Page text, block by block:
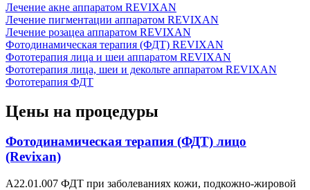
Лечение акне аппаратом REVIXAN
Лечение пигментации аппаратом REVIXAN
Лечение розацеа аппаратом REVIXAN
Фотодинамическая терапия (ФДТ) REVIXAN
Фототерапия лица и шеи аппаратом REVIXAN
Фототерапия лица, шеи и декольте аппаратом REVIXAN
Фототерапия ФДТ
Цены на процедуры
Фотодинамическая терапия (ФДТ) лицо
(Revixan)
А22.01.007 ФДТ при заболеваниях кожи, подкожно-жировой